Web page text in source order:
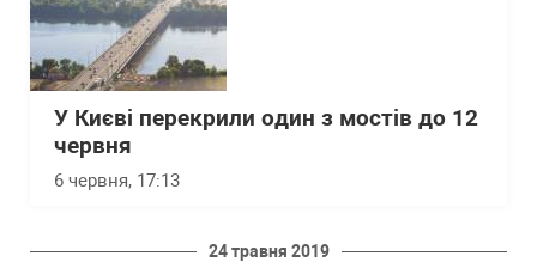
У Києві перекрили один з мостів до 12
червня
6 червня, 17:13
24 травня 2019